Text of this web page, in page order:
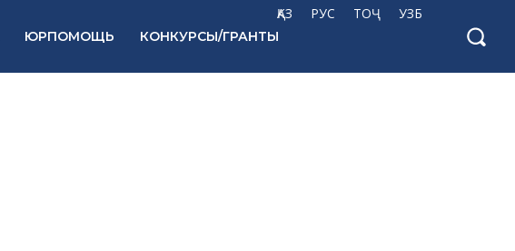
ҚАЗ РУС ТОҶ УЗБ
ЮРПОМОЩЬ КОНКУРСЫ/ГРАНТЫ